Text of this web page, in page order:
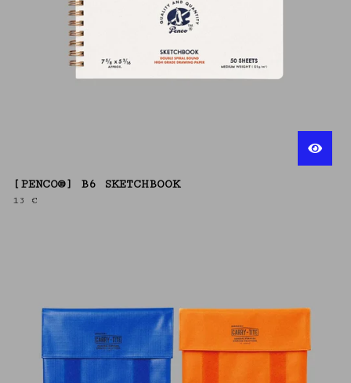
[PENCO®] B6 SKETCHBOOK
13 €